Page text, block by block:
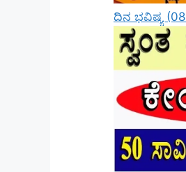
ದಿನ ಭವಿಷ್ಯ